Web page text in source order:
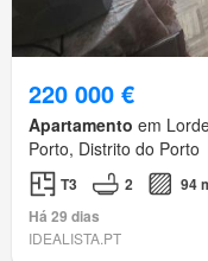
220 000 €
Apartamento em
Porto, Distrito do Porto
T3 2
94
Há 29 dias
IDEALISTA.PT